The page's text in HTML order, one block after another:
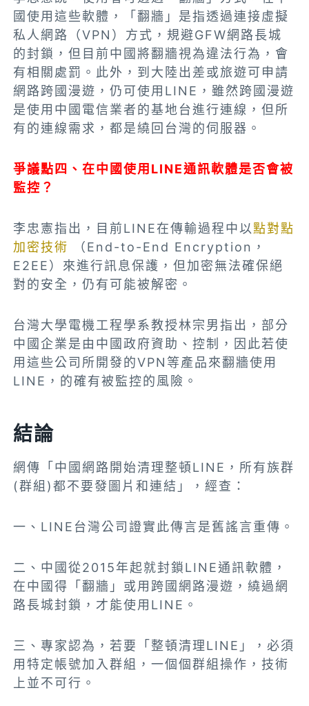
國使用這些軟體，「翻牆」是指透過連接虛擬
私人網路（VPN）方式，規避GFW網路長城
的封鎖，但目前中國將翻牆視為違法行為，會
有相關處罰。此外，到大陸出差或旅遊可申請
網路跨國漫遊，仍可使用LINE，雖然跨國漫遊
是使用中國電信業者的基地台進行連線，但所
有的連線需求，都是繞回台灣的伺服器。
爭議點四、在中國使用LINE通訊軟體是否會被
監控？
李忠憲指出，目前LINE在傳輸過程中以 點對點
加密技術
（End-to-End Encryption，
E2EE）來進行訊息保護，但加密無法確保絕
對的安全，仍有可能被解密。
台灣大學電機工程學系教授林宗男指出，部分
中國企業是由中國政府資助、控制，因此若使
用這些公司所開發的VPN等產品來翻牆使用
LINE，的確有被監控的風險。
結論
網傳「中國網路開始清理整頓LINE，所有族群
(群組)都不要發圖片和連結」，經查：
一、LINE台灣公司證實此傳言是舊謠言重傳。
二、中國從2015年起就封鎖LINE通訊軟體，
在中國得「翻牆」或用跨國網路漫遊，繞過網
路長城封鎖，才能使用LINE。
三、專家認為，若要「整頓清理LINE」，必須
用特定帳號加入群組，一個個群組操作，技術
上並不可行。